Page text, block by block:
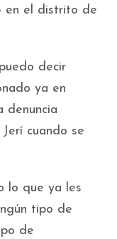
en el distrito de
decir
ya en
denuncia
cuando se
lo que ya les
tipo de
de